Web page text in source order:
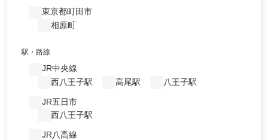
東京都町田市
相原町
駅・路線
JR中央線
西八王子駅
高尾駅 八王子駅
JR五日市
西八王子駅
JR八高線